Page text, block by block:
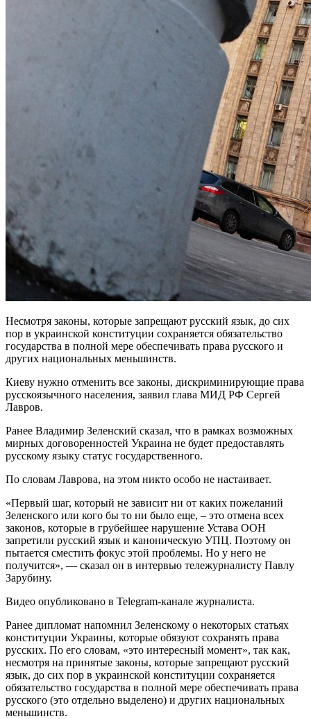
Несмотря законы, которые запрещают русский язык, до сих
пор в украинской конституции сохраняется обязательство
государства в полной мере обеспечивать права русского и
других национальных меньшинств.
Киеву нужно отменить все законы, дискриминирующие права
русскоязычного населения, заявил глава МИД РФ Сергей
Лавров.
Ранее Владимир Зеленский сказал, что в рамках возможных
мирных договоренностей Украина не будет предоставлять
русскому языку статус государственного.
По словам Лаврова, на этом никто особо не настаивает.
«Первый шаг, который не зависит ни от каких пожеланий
Зеленского или кого бы то ни было еще, – это отмена всех
законов, которые в грубейшее нарушение Устава ООН
запретили русский язык и каноническую УПЦ. Поэтому он
пытается сместить фокус этой проблемы. Но у него не
получится», — сказал он в интервью тележурналисту Павлу
Зарубину.
Видео опубликовано в Telegram-канале журналиста.
Ранее дипломат напомнил Зеленскому о некоторых статьях
конституции Украины, которые обязуют сохранять права
русских. По его словам, «это интересный момент», так как,
несмотря на принятые законы, которые запрещают русский
язык, до сих пор в украинской конституции сохраняется
обязательство государства в полной мере обеспечивать права
русского (это отдельно выделено) и других национальных
меньшинств.